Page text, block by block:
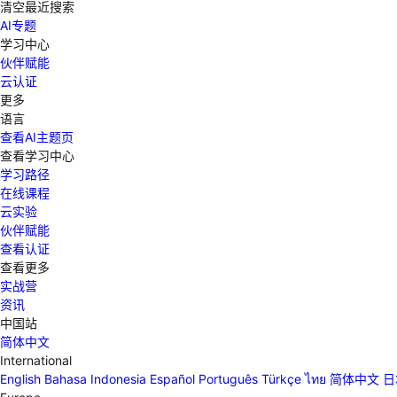
清空最近搜索
AI专题
学习中心
伙伴赋能
云认证
更多
语言
查看AI主题页
查看学习中心
学习路径
在线课程
云实验
伙伴赋能
查看认证
查看更多
实战营
资讯
中国站
简体中文
International
English Bahasa Indonesia Español Português Türkçe ไทย 简体中文